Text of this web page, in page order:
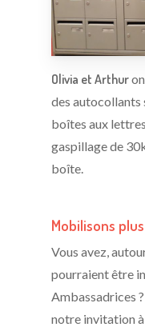
Olivia et Arthur
des autocollants
boîtes aux
gaspillage de
boîte.
Mobilisons
Vous avez,
pourraient être
Ambassadrices
notre invitation